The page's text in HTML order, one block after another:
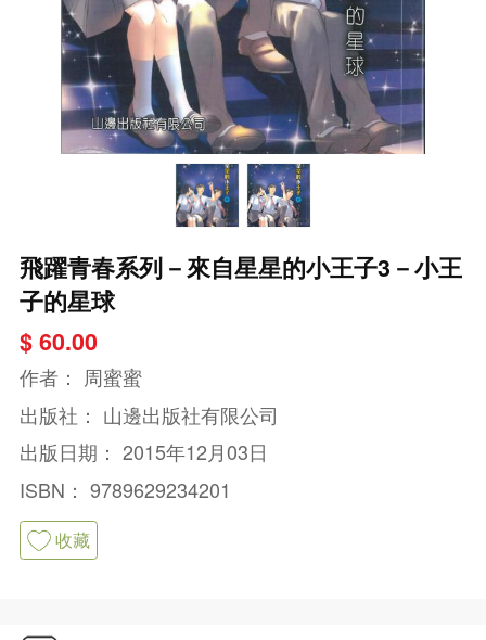
飛躍青春系列－來自星星的小王子3－小王
子的星球
$ 60.00
作者： 周蜜蜜
出版社： 山邊出版社有限公司
出版日期： 2015年12月03日
ISBN： 9789629234201
收藏